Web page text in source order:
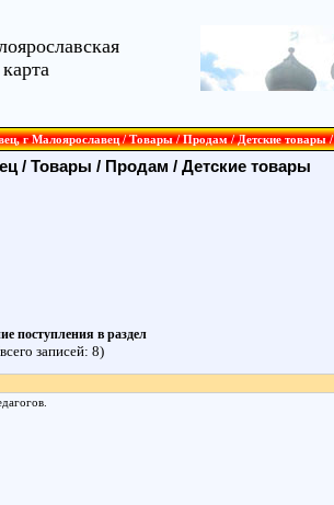
г Малоярославец / Товары / Продам / Детские товары /
/ Товары / Продам / Детские товары
поступления в раздел
записей: 8)